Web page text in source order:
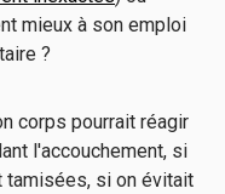
mieux à son emploi
?
corps pourrait réagir
l'accouchement, si
si on évitait